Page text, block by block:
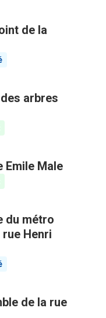
de la
arbres
Emile Male
du métro
Henri
de la rue